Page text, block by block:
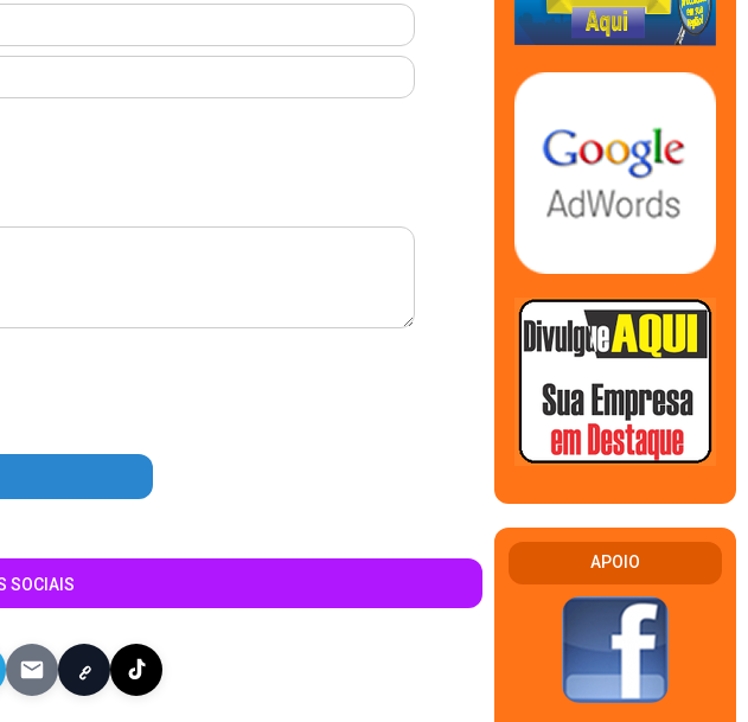
SOCIAIS
APOIO